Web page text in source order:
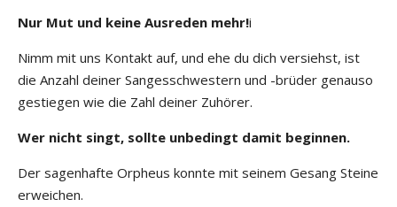
Nur Mut und keine Ausreden mehr!i
Nimm mit uns Kontakt auf, und ehe du dich versiehst, ist
die Anzahl deiner Sangesschwestern und -brüder genauso
gestiegen wie die Zahl deiner Zuhörer.
Wer nicht singt, sollte unbedingt damit beginnen.
Der sagenhafte Orpheus konnte mit seinem Gesang Steine
erweichen.